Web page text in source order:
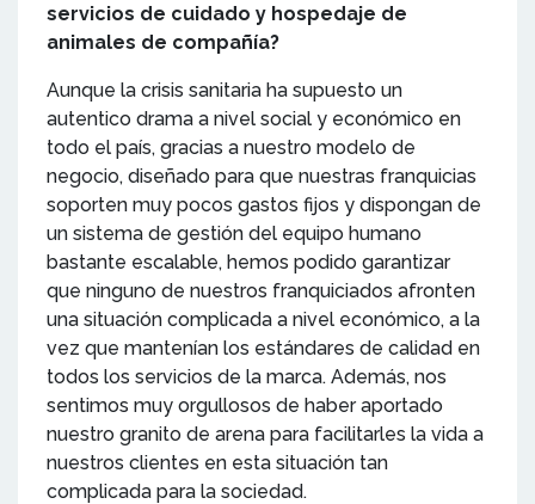
servicios de cuidado y hospedaje de
animales de compañía?
Aunque la crisis sanitaria ha supuesto un
autentico drama a nivel social y económico en
todo el país, gracias a nuestro modelo de
negocio, diseñado para que nuestras franquicias
soporten muy pocos gastos fijos y dispongan de
un sistema de gestión del equipo humano
bastante escalable, hemos podido garantizar
que ninguno de nuestros franquiciados afronten
una situación complicada a nivel económico, a la
vez que mantenían los estándares de calidad en
todos los servicios de la marca. Además, nos
sentimos muy orgullosos de haber aportado
nuestro granito de arena para facilitarles la vida a
nuestros clientes en esta situación tan
complicada para la sociedad.